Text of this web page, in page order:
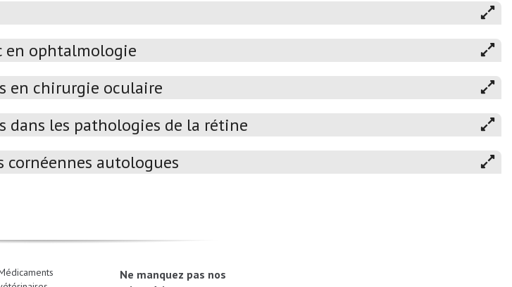
en ophtalmologie
en chirurgie oculaire
dans les pathologies de la rétine
cornéennes autologues
Ne manquez pas nos